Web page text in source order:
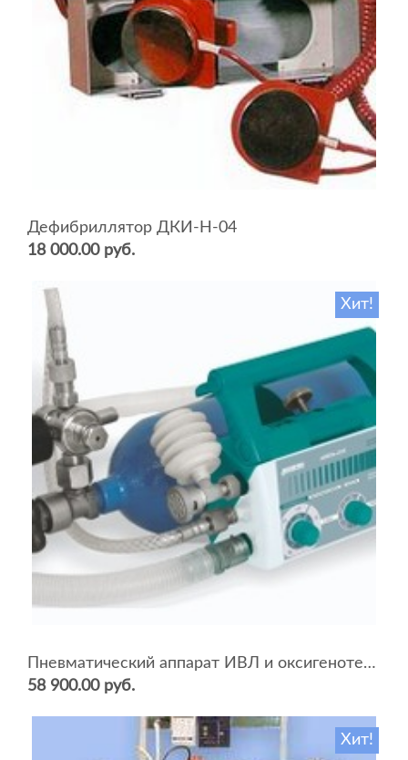
Дефибриллятор ДКИ-Н-04
18 000.00 руб.
Хит!
Пневматический аппарат ИВЛ и оксигенотерапии портативный АИВЛп-2/20-«ТМТ»
58 900.00 руб.
Хит!